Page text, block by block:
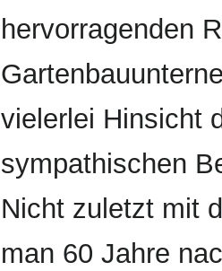
hervorragenden
vielerlei Hinsicht
sympathischen
Nicht zuletzt mit
man 60 Jahre